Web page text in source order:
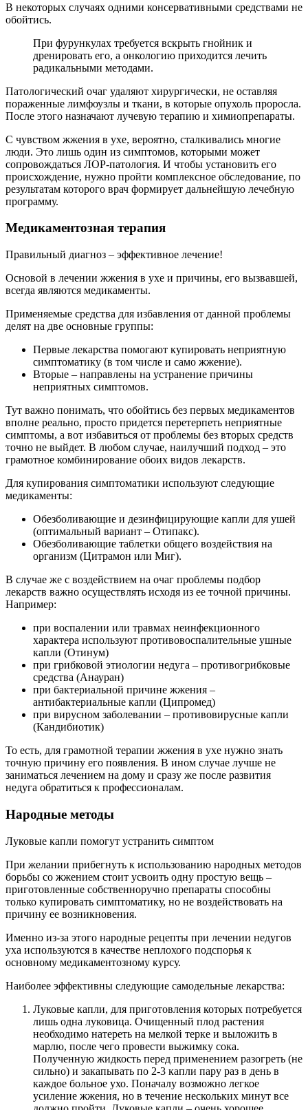
В некоторых случаях одними консервативными средствами не
обойтись.
При фурункулах требуется вскрыть гнойник и
дренировать его, а онкологию приходится лечить
радикальными методами.
Патологический очаг удаляют хирургически, не оставляя
пораженные лимфоузлы и ткани, в которые опухоль проросла.
После этого назначают лучевую терапию и химиопрепараты.
С чувством жжения в ухе, вероятно, сталкивались многие
люди. Это лишь один из симптомов, которыми может
сопровождаться ЛОР-патология. И чтобы установить его
происхождение, нужно пройти комплексное обследование, по
результатам которого врач формирует дальнейшую лечебную
программу.
Медикаментозная терапия
Правильный диагноз – эффективное лечение!
Основой в лечении жжения в ухе и причины, его вызвавшей,
всегда являются медикаменты.
Применяемые средства для избавления от данной проблемы
делят на две основные группы:
Первые лекарства помогают купировать неприятную
симптоматику (в том числе и само жжение).
Вторые – направлены на устранение причины
неприятных симптомов.
Тут важно понимать, что обойтись без первых медикаментов
вполне реально, просто придется перетерпеть неприятные
симптомы, а вот избавиться от проблемы без вторых средств
точно не выйдет. В любом случае, наилучший подход – это
грамотное комбинирование обоих видов лекарств.
Для купирования симптоматики используют следующие
медикаменты:
Обезболивающие и дезинфицирующие капли для ушей
(оптимальный вариант – Отипакс).
Обезболивающие таблетки общего воздействия на
организм (Цитрамон или Миг).
В случае же с воздействием на очаг проблемы подбор
лекарств важно осуществлять исходя из ее точной причины.
Например:
при воспалении или травмах неинфекционного
характера используют противовоспалительные ушные
капли (Отинум)
при грибковой этиологии недуга – противогрибковые
средства (Анауран)
при бактериальной причине жжения –
антибактериальные капли (Ципромед)
при вирусном заболевании – противовирусные капли
(Кандибиотик)
То есть, для грамотной терапии жжения в ухе нужно знать
точную причину его появления. В ином случае лучше не
заниматься лечением на дому и сразу же после развития
недуга обратиться к профессионалам.
Народные методы
Луковые капли помогут устранить симптом
При желании прибегнуть к использованию народных методов
борьбы со жжением стоит усвоить одну простую вещь –
приготовленные собственноручно препараты способны
только купировать симптоматику, но не воздействовать на
причину ее возникновения.
Именно из-за этого народные рецепты при лечении недугов
уха используются в качестве неплохого подспорья к
основному медикаментозному курсу.
Наиболее эффективны следующие самодельные лекарства:
Луковые капли, для приготовления которых потребуется
лишь одна луковица. Очищенный плод растения
необходимо натереть на мелкой терке и выложить в
марлю, после чего провести выжимку сока.
Полученную жидкость перед применением разогреть (не
сильно) и закапывать по 2-3 капли пару раз в день в
каждое больное ухо. Поначалу возможно легкое
усиление жжения, но в течение нескольких минут все